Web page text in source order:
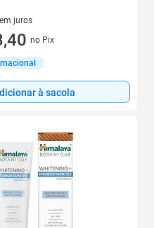
juros
sem jurosno Pix
à sacola